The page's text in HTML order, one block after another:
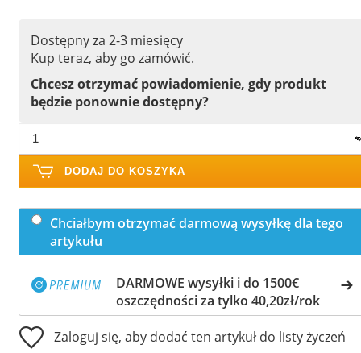
Dostępny za 2-3 miesięcy
Kup teraz, aby go zamówić.
Chcesz otrzymać powiadomienie, gdy produkt
będzie ponownie dostępny?
DODAJ DO KOSZYKA
Chciałbym otrzymać darmową wysyłkę dla tego
artykułu
DARMOWE wysyłki i do 1500€
oszczędności za tylko 40,20zł/rok
Zaloguj się, aby dodać ten artykuł do listy życzeń